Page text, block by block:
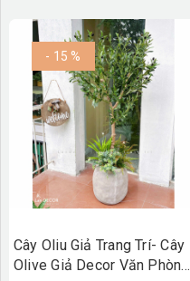
- 15 %
Cây Oliu Giả Trang Trí- Cây
Olive Giả Decor Văn Phòng